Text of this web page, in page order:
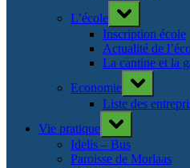
L’école
Toggle
sub-
menu
Inscription école
Actualité de
La cantine et la
Economie
Toggle
sub-
menu
Liste des
Vie pratique
Toggle
sub-
menu
Idelis – Bus
Paroisse de Morlaas